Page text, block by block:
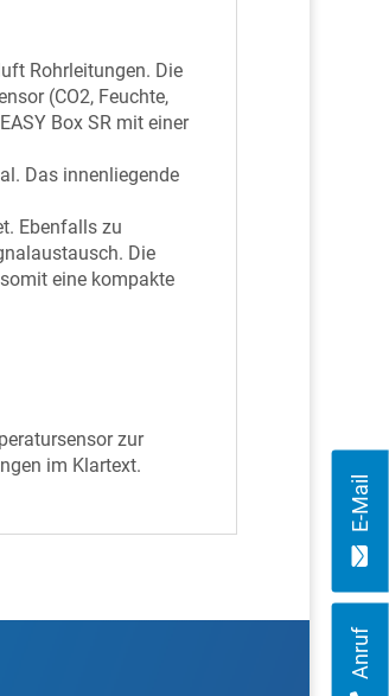
Rohrleitungen. Die
(CO2, Feuchte,
Box SR mit einer
Das innenliegende
Ebenfalls zu
Die
eine kompakte
zur
im Klartext.
Anruf
E-Mail